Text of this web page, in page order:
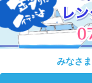
みなさ